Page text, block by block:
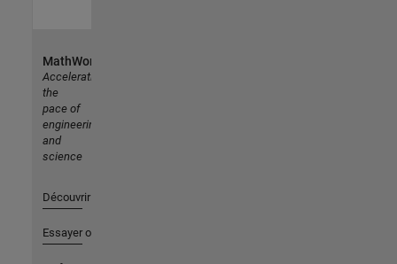
MathWorks
Accelerating
the
pace of
engineering
and
science
Découvrir les produits
Essayer ou acheter